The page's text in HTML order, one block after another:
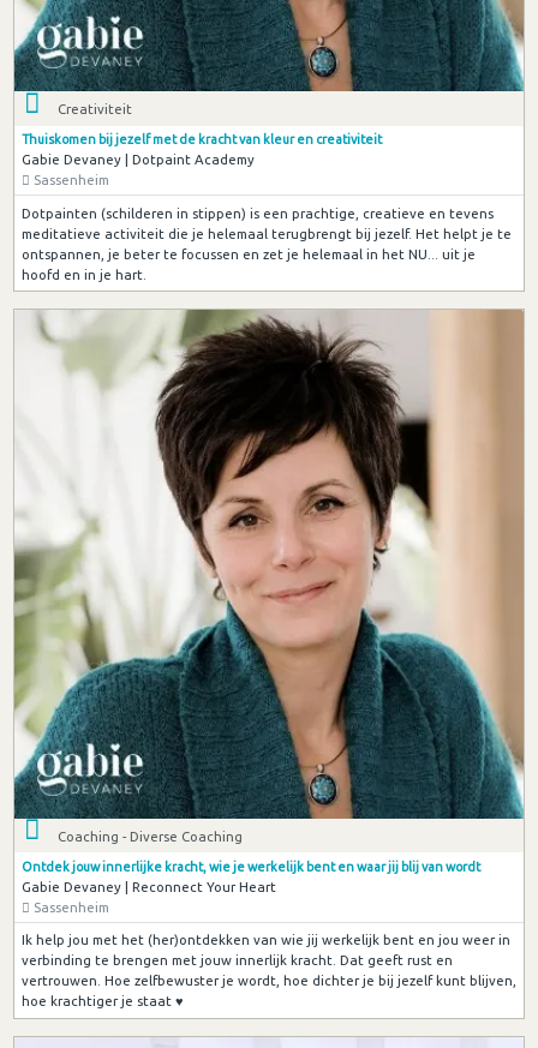
Creativiteit
Thuiskomen bij jezelf met de kracht van kleur en creativiteit
Gabie Devaney | Dotpaint Academy
Sassenheim
Dotpainten (schilderen in stippen) is een prachtige, creatieve en tevens
meditatieve activiteit die je helemaal terugbrengt bij jezelf. Het helpt je te
ontspannen, je beter te focussen en zet je helemaal in het NU... uit je
hoofd en in je hart.
Coaching - Diverse Coaching
Ontdek jouw innerlijke kracht, wie je werkelijk bent en waar jij blij van wordt
Gabie Devaney | Reconnect Your Heart
Sassenheim
Ik help jou met het (her)ontdekken van wie jij werkelijk bent en jou weer in
verbinding te brengen met jouw innerlijk kracht. Dat geeft rust en
vertrouwen. Hoe zelfbewuster je wordt, hoe dichter je bij jezelf kunt blijven,
hoe krachtiger je staat ♥︎